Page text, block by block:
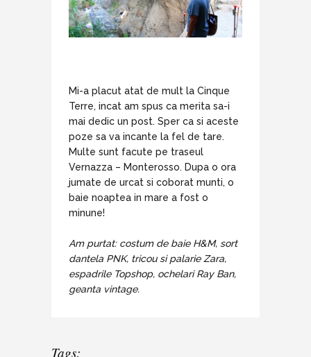
Mi-a placut atat de mult la Cinque
Terre, incat am spus ca merita sa-i
mai dedic un post. Sper ca si aceste
poze sa va incante la fel de tare.
Multe sunt facute pe traseul
Vernazza – Monterosso. Dupa o ora
jumate de urcat si coborat munti, o
baie noaptea in mare a fost o
minune!
Am purtat: costum de baie H&M, sort
dantela PNK, tricou si palarie Zara,
espadrile Topshop, ochelari Ray Ban,
geanta vintage.
Tags: